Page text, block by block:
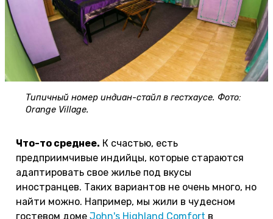
Типичный номер индиан-стайл в гестхаусе. Фото:
Orange Village.
Что-то среднее. К счастью, есть
предприимчивые индийцы, которые стараются
адаптировать свое жилье под вкусы
иностранцев. Таких вариантов не очень много, но
найти можно. Например, мы жили в чудесном
гостевом доме John's Highland Comfort в